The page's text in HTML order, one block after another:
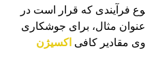
نوع فرآیندی که قرار است در
مثال، برای جوشکاری
مقادیر کافی اکسیژن